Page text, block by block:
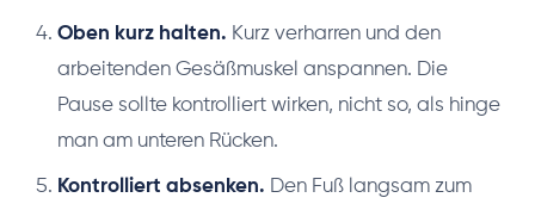
Oben kurz halten. Kurz verharren und den
arbeitenden Gesäßmuskel anspannen. Die
Pause sollte kontrolliert wirken, nicht so, als hinge
man am unteren Rücken.
Kontrolliert absenken. Den Fuß langsam zum